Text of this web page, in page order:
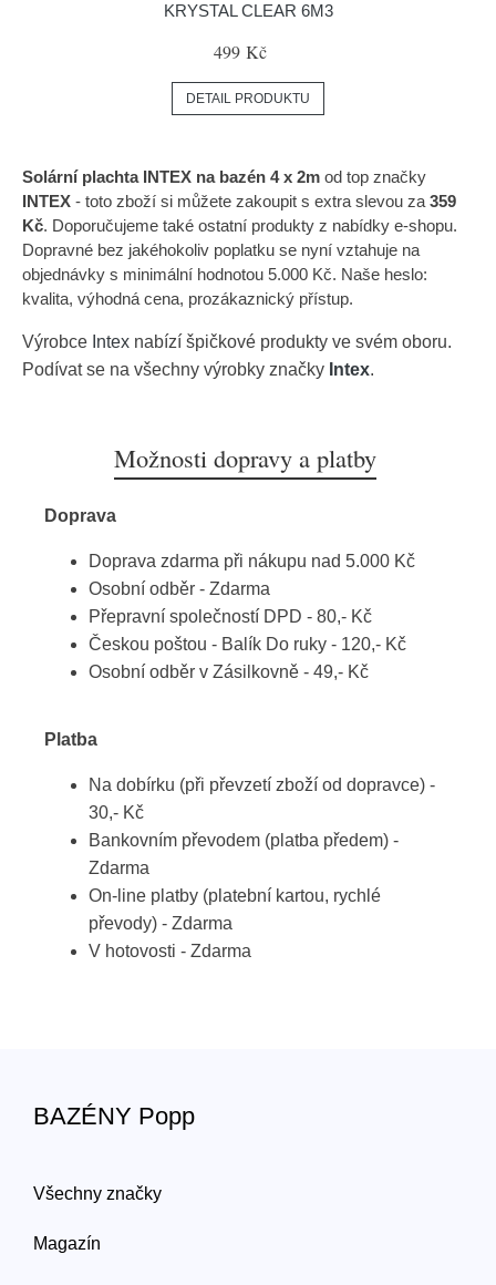
KRYSTAL CLEAR 6M3
499 Kč
DETAIL PRODUKTU
Solární plachta INTEX na bazén 4 x 2m od top značky
INTEX - toto zboží si můžete zakoupit s extra slevou za 359
Kč. Doporučujeme také ostatní produkty z nabídky e-shopu.
Dopravné bez jakéhokoliv poplatku se nyní vztahuje na
objednávky s minimální hodnotou 5.000 Kč. Naše heslo:
kvalita, výhodná cena, prozákaznický přístup.
Výrobce Intex nabízí špičkové produkty ve svém oboru.
Podívat se na všechny výrobky značky Intex.
Možnosti dopravy a platby
Doprava
Doprava zdarma při nákupu nad 5.000 Kč
Osobní odběr - Zdarma
Přepravní společností DPD - 80,- Kč
Českou poštou - Balík Do ruky - 120,- Kč
Osobní odběr v Zásilkovně - 49,- Kč
Platba
Na dobírku (při převzetí zboží od dopravce) -
30,- Kč
Bankovním převodem (platba předem) -
Zdarma
On-line platby (platební kartou, rychlé
převody) - Zdarma
V hotovosti - Zdarma
BAZÉNY Popp
Všechny značky
Magazín